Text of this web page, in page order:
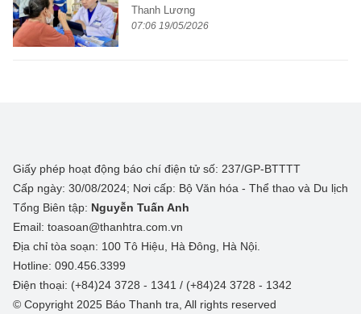
Thanh Lương
07:06 19/05/2026
Giấy phép hoạt động báo chí điện tử số: 237/GP-BTTTT
Cấp ngày: 30/08/2024; Nơi cấp: Bộ Văn hóa - Thể thao và Du lịch
Tổng Biên tập: Nguyễn Tuấn Anh
Email: toasoan@thanhtra.com.vn
Địa chỉ tòa soạn: 100 Tô Hiệu, Hà Đông, Hà Nội.
Hotline: 090.456.3399
Điện thoại: (+84)24 3728 - 1341 / (+84)24 3728 - 1342
© Copyright 2025 Báo Thanh tra, All rights reserved